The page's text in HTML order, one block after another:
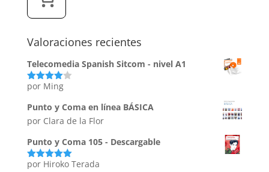
Valoraciones recientes
Telecomedia Spanish Sitcom - nivel A1
Valorado
5
por Ming
Punto y Coma en línea BÁSICA
por Clara de la Flor
Punto y Coma 105 - Descargable
Valorado
por Hiroko Terada